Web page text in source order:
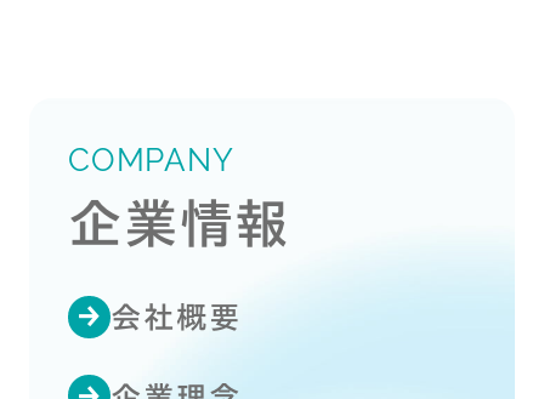
COMPANY
企業情報
会社概要